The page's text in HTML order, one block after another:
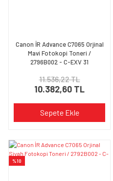
Canon İR Advance C7065 Orjinal
Mavi Fotokopi Toneri /
2796B002 - C-EXV 31
11.536,22 TL
10.382,60 TL
Sepete Ekle
%10